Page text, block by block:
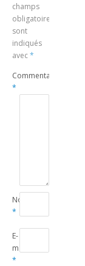
champs
obligatoires
sont
indiqués
avec*
Commentaire
*
Nom
*
E-
mail
*